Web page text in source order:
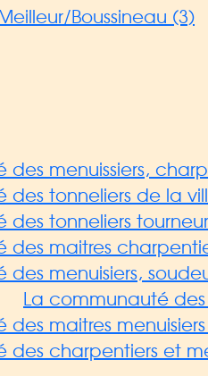
Boussineau (3)
des menuissiers,
des tonneliers de la
tonneliers
maitres
menuisiers,
La communauté
maitres
charpentiers et